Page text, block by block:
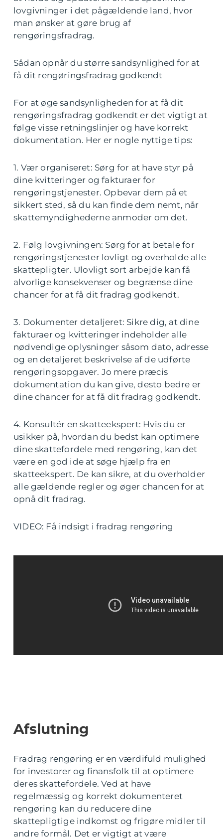
lovgivninger i det pågældende land, hvor
man ønsker at gøre brug af
rengøringsfradrag.
Sådan opnår du større sandsynlighed for at
få dit rengøringsfradrag godkendt
For at øge sandsynligheden for at få dit
rengøringsfradrag godkendt er det vigtigt at
følge visse retningslinjer og have korrekt
dokumentation. Her er nogle nyttige tips:
1. Vær organiseret: Sørg for at have styr på
dine kvitteringer og fakturaer for
rengøringstjenester. Opbevar dem på et
sikkert sted, så du kan finde dem nemt, når
skattemyndighederne anmoder om det.
2. Følg lovgivningen: Sørg for at betale for
rengøringstjenester lovligt og overholde alle
skattepligter. Ulovligt sort arbejde kan få
alvorlige konsekvenser og begrænse dine
chancer for at få dit fradrag godkendt.
3. Dokumenter detaljeret: Sikre dig, at dine
fakturaer og kvitteringer indeholder alle
nødvendige oplysninger såsom dato, adresse
og en detaljeret beskrivelse af de udførte
rengøringsopgaver. Jo mere præcis
dokumentation du kan give, desto bedre er
dine chancer for at få dit fradrag godkendt.
4. Konsultér en skatteekspert: Hvis du er
usikker på, hvordan du bedst kan optimere
dine skattefordele med rengøring, kan det
være en god ide at søge hjælp fra en
skatteekspert. De kan sikre, at du overholder
alle gældende regler og øger chancen for at
opnå dit fradrag.
VIDEO: Få indsigt i fradrag rengøring
Afslutning
Fradrag rengøring er en værdifuld mulighed
for investorer og finansfolk til at optimere
deres skattefordele. Ved at have
regelmæssig og korrekt dokumenteret
rengøring kan du reducere dine
skattepligtige indkomst og frigøre midler til
andre formål. Det er vigtigt at være